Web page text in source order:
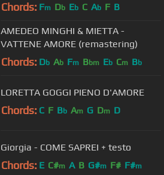
Chords: Fm Db Eb C Ab F B
AMEDEO MINGHI & MIETTA -
VATTENE AMORE (remastering)
Chords: Db Ab Fm Bbm Eb Cm Bb
LORETTA GOGGI PIENO D'AMORE
Chords: C F Bb Am G Dm D
Giorgia - COME SAPREI + testo
Chords: E C#m A B G#m F# F#m